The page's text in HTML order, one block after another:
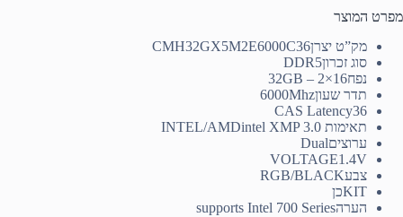
מפרט המוצר
מק”ט יצרןCMH32GX5M2E6000C36
סוג זכרוןDDR5
נפח32GB – 2×16
תדר שעון6000Mhz
CAS Latency36
תאימות INTEL/AMD intel XMP 3.0
ערוציםDual
VOLTAGE1.4V
צבעRGB/BLACK
KITכן
הערהsupports Intel 700 Series